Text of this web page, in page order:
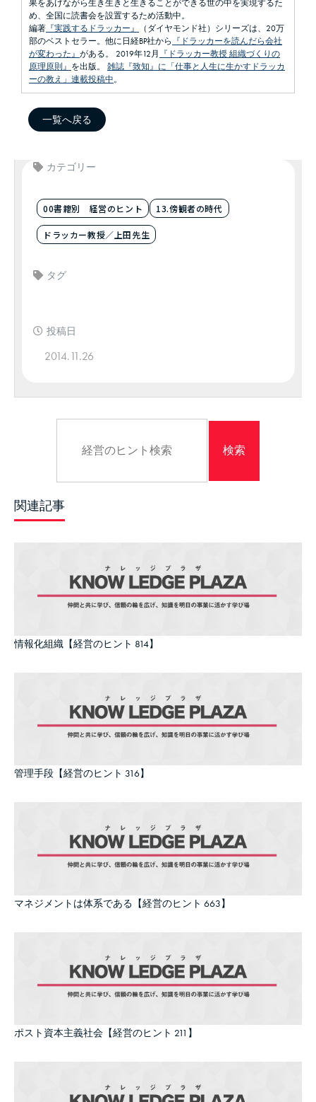
果をあげながら生き生きと生きることができる世の中を実現するた
め、全国に読書会を設置するため活動中。
編著 『実践するドラッカー』
（ダイヤモンド社）シリーズは、20万
部のベストセラー。他に日経BP社から 『ドラッカーを読んだら会社
が変わった』 がある。 2019年12月 『ドラッカー教授 組織づくりの
原理原則』 を出版。 雑誌『致知』に「仕事と人生に生かすドラッカ
ーの教え」連載投稿中。
一覧へ戻る
カテゴリー
00書籍別 経営のヒント 13.傍観者の時代
ドラッカー教授／上田先生
タグ
投稿日
2014.11.26
関連記事
情報化組織【経営のヒント 814】
管理手段【経営のヒント 316】
マネジメントは体系である【経営のヒント 663】
ポスト資本主義社会【経営のヒント 211】